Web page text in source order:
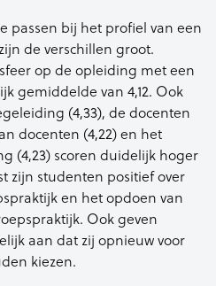
passen bij het profiel van een
de verschillen groot.
op de opleiding met een
gemiddelde van 4,12. Ook
(4,33), de docenten
docenten (4,22) en het
(4,23) scoren duidelijk hoger
zijn studenten positief over
en het opdoen van
Ook geven
aan dat zij opnieuw voor
kiezen.